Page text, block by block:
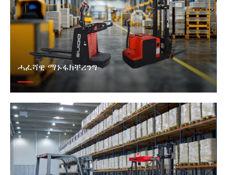
ሓፈሻዊ ማኑፋክቸሪንግ